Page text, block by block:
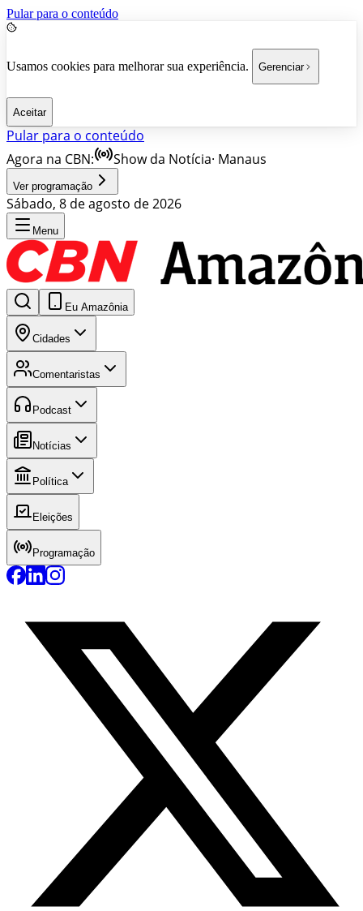
Pular para o conteúdo
Usamos cookies para melhorar sua experiência. Gerenciar
Aceitar
Pular para o conteúdo
Agora na CBN:
Show da Notícia· Manaus
Ver programação
Sábado, 8 de agosto de 2026
Menu
Eu Amazônia
Cidades
Comentaristas
Podcast
Notícias
Política
Eleições
Programação